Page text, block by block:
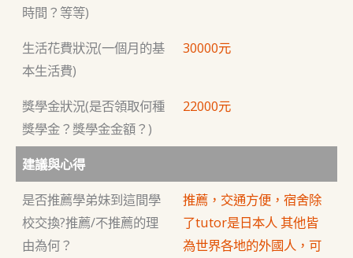
時間？等等)
生活花費狀況(一個月的基
本生活費)
30000元
獎學金狀況(是否領取何種
獎學金？獎學金金額？)
22000元
建議與心得
是否推薦學弟妹到這間學
校交換?推薦/不推薦的理
由為何？
推薦，交通方便，宿舍除
了tutor是日本人 其他皆
為世界各地的外國人，可